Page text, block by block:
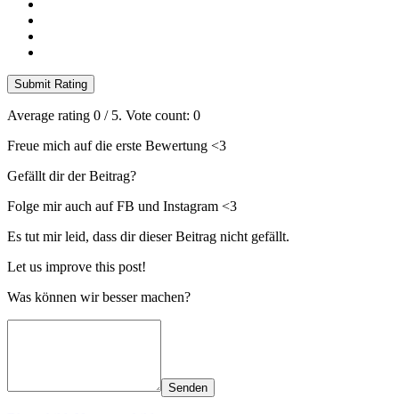
Submit Rating
Average rating 0 / 5. Vote count: 0
Freue mich auf die erste Bewertung <3
Gefällt dir der Beitrag?
Folge mir auch auf FB und Instagram <3
Es tut mir leid, dass dir dieser Beitrag nicht gefällt.
Let us improve this post!
Was können wir besser machen?
Senden